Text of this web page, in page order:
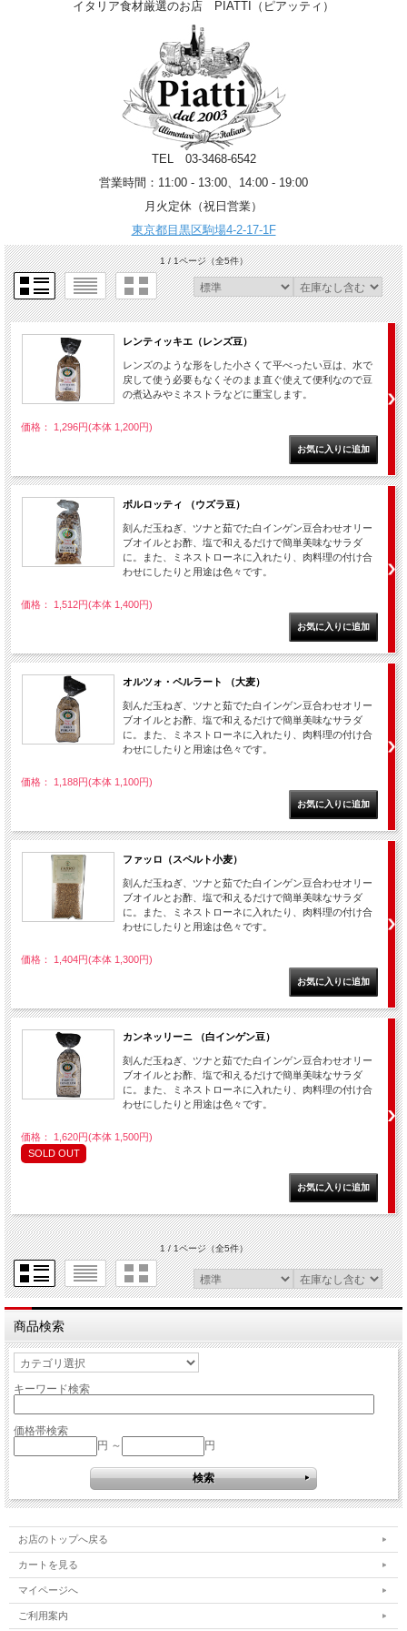
イタリア食材厳選のお店 PIATTI（ピアッティ）
TEL 03-3468-6542
営業時間：11:00 - 13:00、14:00 - 19:00
月火定休（祝日営業）
東京都目黒区駒場4-2-17-1F
1 / 1ページ（全5件）
レンティッキエ（レンズ豆）
レンズのような形をした小さくて平べったい豆は、水で
戻して使う必要もなくそのまま直ぐ使えて便利なので豆
の煮込みやミネストラなどに重宝します。
価格： 1,296円(本体 1,200円)
ボルロッティ （ウズラ豆）
刻んだ玉ねぎ、ツナと茹でた白インゲン豆合わせオリー
ブオイルとお酢、塩で和えるだけで簡単美味なサラダ
に。また、ミネストローネに入れたり、肉料理の付け合
わせにしたりと用途は色々です。
価格： 1,512円(本体 1,400円)
オルツォ・ペルラート （大麦）
刻んだ玉ねぎ、ツナと茹でた白インゲン豆合わせオリー
ブオイルとお酢、塩で和えるだけで簡単美味なサラダ
に。また、ミネストローネに入れたり、肉料理の付け合
わせにしたりと用途は色々です。
価格： 1,188円(本体 1,100円)
ファッロ（スペルト小麦）
刻んだ玉ねぎ、ツナと茹でた白インゲン豆合わせオリー
ブオイルとお酢、塩で和えるだけで簡単美味なサラダ
に。また、ミネストローネに入れたり、肉料理の付け合
わせにしたりと用途は色々です。
価格： 1,404円(本体 1,300円)
カンネッリーニ （白インゲン豆）
刻んだ玉ねぎ、ツナと茹でた白インゲン豆合わせオリー
ブオイルとお酢、塩で和えるだけで簡単美味なサラダ
に。また、ミネストローネに入れたり、肉料理の付け合
わせにしたりと用途は色々です。
価格： 1,620円(本体 1,500円)
SOLD OUT
1 / 1ページ（全5件）
商品検索
キーワード検索
価格帯検索
円 ～
円
お店のトップへ戻る
カートを見る
マイページへ
ご利用案内